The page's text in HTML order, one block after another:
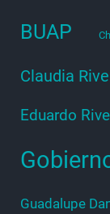
BUAP
Claudia
Eduardo
Guadalupe